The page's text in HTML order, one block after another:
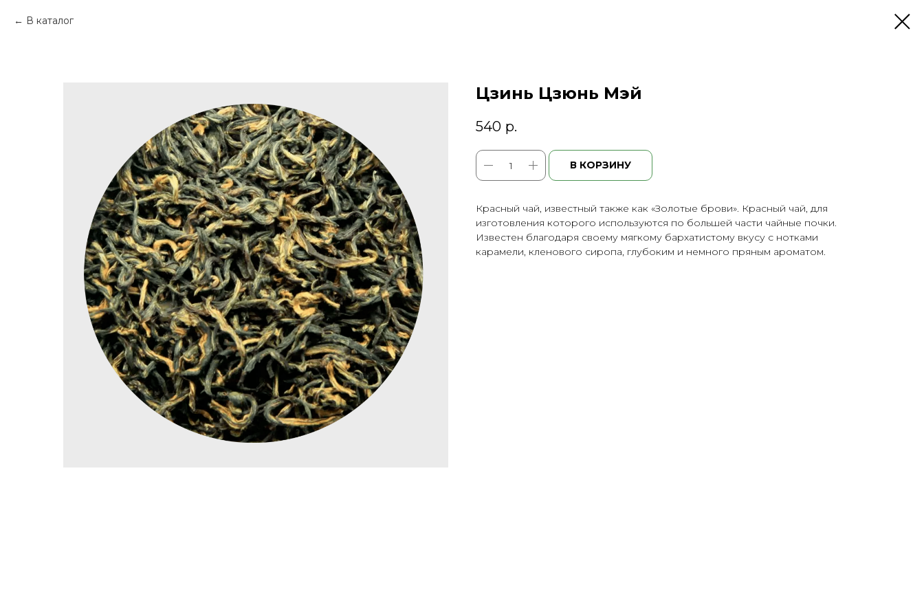
В каталог
Цзинь Цзюнь Мэй
540 р.
В КОРЗИНУ
Красный чай, известный также как «Золотые брови». Красный чай, для
изготовления которого используются по большей части чайные почки.
Известен благодаря своему мягкому бархатистому вкусу с нотками
карамели, кленового сиропа, глубоким и немного пряным ароматом.